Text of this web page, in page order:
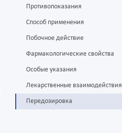
Противопоказания
Способ применения
Побочное действие
Фармакологические свойства
Особые указания
Лекарственные взаимодействия
Передозировка